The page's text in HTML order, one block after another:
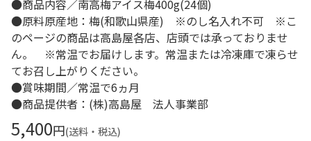
●商品内容／南高梅アイス梅400g(24個)
●原料原産地：梅(和歌山県産) ※のし名入れ不可 ※こ
のページの商品は高島屋各店、店頭では承っておりませ
ん。 ※常温でお届けします。常温または冷凍庫で凍らせ
てお召し上がりください。
●賞味期間／常温で6ヵ月
●商品提供者：(株)高島屋 法人事業部
5,400円(送料・税込)